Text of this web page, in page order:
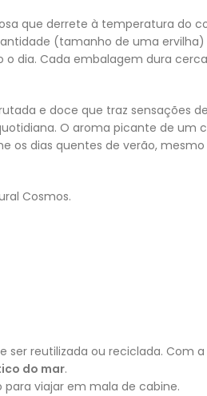
que derrete à temperatura do
(tamanho de uma
dia. Cada embalagem dura
e doce que traz sensações
O aroma picante de um
os dias quentes de verão, mesmo
Cosmos.
ser reutilizada ou reciclada. Com
do mar.
para viajar em mala de cabine.